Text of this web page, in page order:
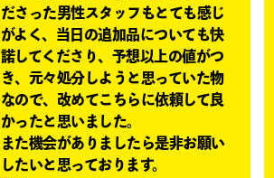
ださった男性スタッフもとても感じ
がよく、当日の追加品についても快
諾してくださり、予想以上の値がつ
き、元々処分しようと思っていた物
なので、改めてこちらに依頼して良
かったと思いました。
また機会がありましたら是非お願い
したいと思っております。